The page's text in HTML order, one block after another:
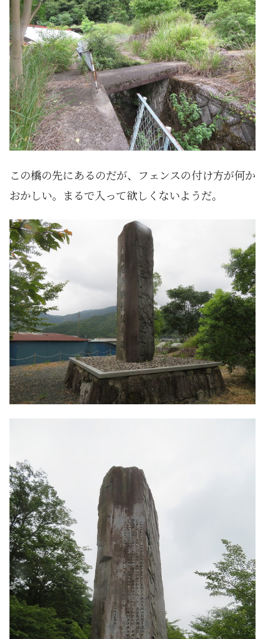
この橋の先にあるのだが、フェンスの付け方が何か
おかしい。まるで入って欲しくないようだ。